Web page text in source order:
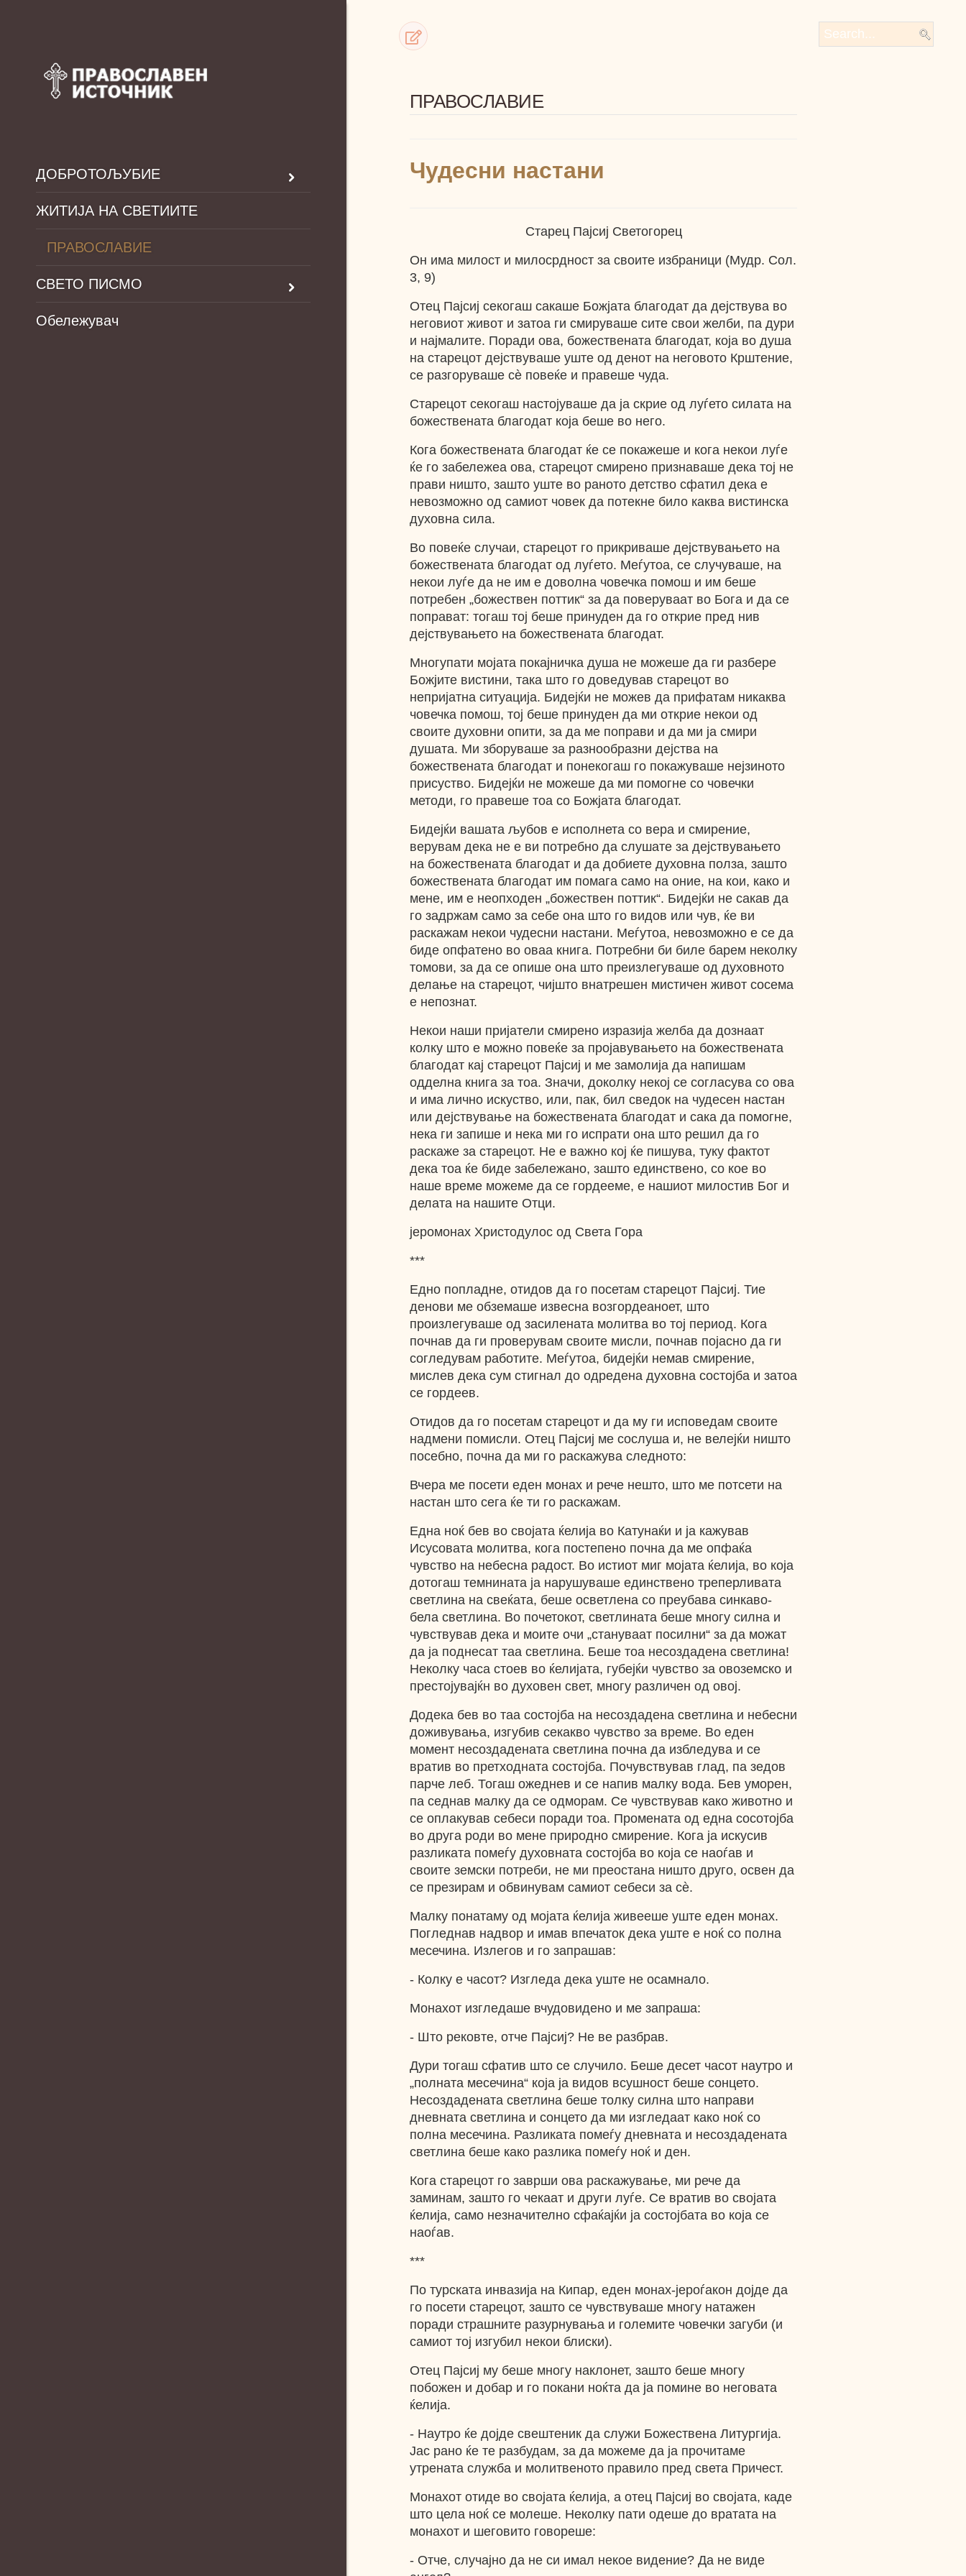
ДОБРОТОЉУБИЕ
ЖИТИЈА НА СВЕТИИТЕ
ПРАВОСЛАВИЕ
СВЕТО ПИСМО
Обележувач
ПРАВОСЛАВИЕ
Чудесни настани
Старец Пајсиј Светогорец
Он има милост и милосрдност за своите избраници (Мудр. Сол.
3, 9)
Отец Пајсиј секогаш сакаше Божјата благодат да дејствува во
неговиот живот и затоа ги смируваше сите свои желби, па дури
и најмалите. Поради ова, божествената благодат, која во душа
на старецот дејствуваше уште од денот на неговото Крштение,
се разгоруваше сѐ повеќе и правеше чуда.
Старецот секогаш настојуваше да ја скрие од луѓето силата на
божествената благодат која беше во него.
Кога божествената благодат ќе се покажеше и кога некои луѓе
ќе го забележеа ова, старецот смирено признаваше дека тој не
прави ништо, зашто уште во раното детство сфатил дека e
невозможно од самиот човек да потекне било каква вистинска
духовна сила.
Во повеќе случаи, старецот го прикриваше дејствувањето на
божествената благодат од луѓето. Меѓутоа, се случуваше, на
некои луѓе да не им е доволна човечка помош и им беше
потребен „божествен поттик“ за да поверуваат во Бога и да се
поправат: тогаш тој беше принуден да го открие пред нив
дејствувањето на божествената благодат.
Многупати мојата покајничка душа не можеше да ги разбере
Божјите вистини, така што го доведував старецот во
непријатна ситуација. Бидејќи не можев да прифатам никаква
човечка помош, тој беше принуден да ми открие некои од
своите духовни опити, за да ме поправи и да ми ја смири
душата. Ми зборуваше за разнообразни дејства на
божествената благодат и понекогаш го покажуваше нејзиното
присуство. Бидејќи не можеше да ми помогне со човечки
методи, го правеше тоа со Божјата благодат.
Бидејќи вашата љубов е исполнета со вера и смирение,
верувам дека не е ви потребно да слушате за дејствувањето
на божествената благодат и да добиете духовна полза, зашто
божествената благодат им помага само на оние, на кои, како и
мене, им e неопходен „божествен поттик“. Бидејќи не сакав да
го задржам само за себе она што го видов или чув, ќе ви
раскажам некои чудесни настани. Меѓутоа, невозможно е се да
биде опфатено во оваа книга. Потребни би биле барем неколку
томови, за да се опише она што преизлегуваше од духовното
делање на старецот, чијшто внатрешен мистичен живот сосема
е непознат.
Некои наши пријатели смирено изразија желба да дознаат
колку што е можно повеќе за пројавувањето на божествената
благодат кај старецот Пајсиј и ме замолија да напишам
одделна книга за тоа. Значи, доколку некој се согласува со ова
и има лично искуство, или, пак, бил сведок на чудесен настан
или дејствување на божествената благодат и сака да помогне,
нека ги запише и нека ми го испрати она што решил да го
раскаже за старецот. Не е важно кој ќе пишува, туку фактот
дека тоа ќе биде забележано, зашто единствено, со кое во
наше време можеме да cе гордееме, е нашиот милостив Бог и
делата на нашите Отци.
јеромонах Христодулос од Света Гора
***
Едно попладне, отидов да го посетам старецот Пајсиј. Тие
денови ме обземаше извесна возгордеаноет, што
произлегуваше од засилената молитва во тој период. Кога
почнав да ги проверувам своите мисли, почнав појасно да ги
согледувам работите. Меѓутоа, бидејќи немав смирение,
мислев дека сум стигнал до одредена духовна состојба и затоа
се гордеев.
Отидов да го посетам старецот и да му ги исповедам своите
надмени помисли. Отец Пајсиј ме сослуша и, не велејќи ништо
посебно, почна да ми го раскажува следното:
Вчера ме посети еден монах и рече нешто, што ме потсети на
настан што сега ќе ти го раскажам.
Една ноќ бев во својата ќелија во Катунаќи и ја кажував
Исусовата молитва, кога постепено почна да ме опфаќа
чувство на небесна радост. Во истиот миг мојата ќелија, во која
дотогаш темнината ја нарушуваше единствено треперливата
светлина на свеќата, беше осветлена со преубава синкаво-
бела светлина. Во почетокот, светлината беше многу силна и
чувствував дека и моите очи „стануваат посилни“ за да можат
да ја поднесат таа светлина. Беше тоа несоздадена светлина!
Неколку часа стоев во ќелијата, губејќи чувство за овоземско и
престојувајќн во духовен свет, многу различен од овој.
Додека бев во таа состојба на несоздадена светлина и небесни
доживувања, изгубив секакво чувство за време. Во еден
момент несоздадената светлина почна да избледува и се
вратив во претходната состојба. Почувствував глад, па зедов
парче леб. Тогаш ожеднев и се напив малку вода. Бев уморен,
па седнав малку да се одморам. Се чувствував како животно и
се оплакував себеси поради тоа. Промената од една сосотојба
во друга роди во мене природно смирение. Кога ја искусив
разликата помеѓу духовната состојба во која се наоѓав и
своите земски потреби, не ми преостана ништо друго, освен да
се презирам и обвинувам самиот себеси за cѐ.
Малку понатаму од мојата ќелија живееше уште еден монах.
Погледнав надвор и имав впечаток дека уште е ноќ со полна
месечина. Излегов и го запрашав:
- Колку е часот? Изгледа дека уште не осамнало.
Монахот изгледаше вчудовидено и ме запраша:
- Што рековте, отче Пајсиј? Не ве разбрав.
Дури тогаш сфатив што се случило. Беше десет часот наутро и
„полната месечина“ која ја видов всушност беше сонцето.
Несоздадената светлина беше толку силна што направи
дневната светлина и сонцето да ми изгледаат како ноќ со
полна месечина. Разликата помеѓу дневната и несоздадената
светлина беше како разлика помеѓу ноќ и ден.
Кога старецот го заврши ова раскажување, ми рече да
заминам, зашто го чекаат и други луѓе. Се вратив во својата
ќелија, само незначително сфаќајќи ја состојбата во која се
наоѓав.
***
По турската инвазија на Кипар, еден монах-јероѓакон дојде да
го посети старецот, зашто се чувствуваше многу натажен
поради страшните разурнувања и големите човечки загуби (и
самиот тој изгубил некои блиски).
Отец Пајсиј му беше многу наклонет, зашто беше многу
побожен и добар и го покани ноќта да ја помине во неговата
ќелија.
- Наутро ќе дојде свештеник да служи Божествена Литургија.
Јас рано ќе те разбудам, за да можеме да ја прочитаме
утрената служба и молитвеното правило пред света Причест.
Монахот отиде во својата ќелија, а отец Пајсиј во својата, каде
што цела ноќ се молеше. Неколку пати одеше до вратата на
монахот и шеговито говореше:
- Отче, случајно да не си имал некое видение? Да не виде